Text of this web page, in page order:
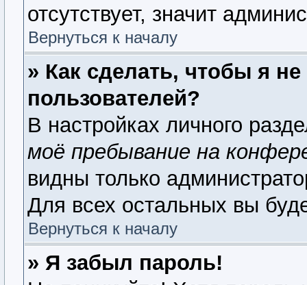
отсутствует, значит
Вернуться к началу
» Как сделать, чтобы я
пользователей?
В настройках личного
моё пребывание на
видны только
Для всех остальных вы
Вернуться к началу
» Я забыл пароль!